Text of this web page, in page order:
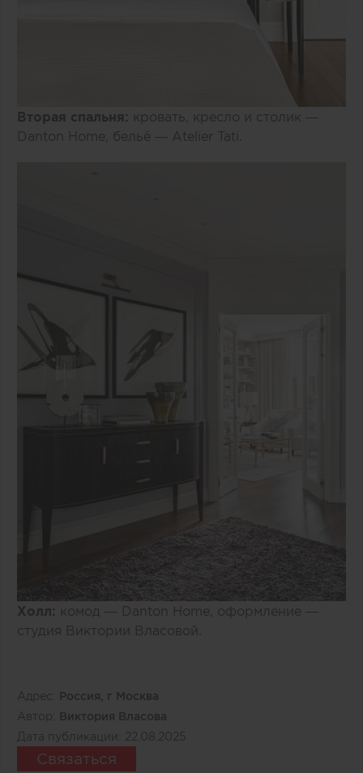
Вторая спальня: кровать, кресло и столик —
Danton Home, бельё — Atelier Tati.
Холл: комод — Danton Home, оформление —
студия Виктории Власовой.
Адрес:
Россия, г Москва
Автор:
Виктория Власова
Дата публикации:
22.08.2025
Связаться